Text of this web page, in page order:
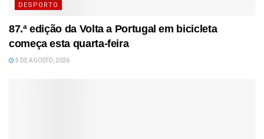
DESPORTO
87.ª edição da Volta a Portugal em bicicleta
começa esta quarta-feira
5 DE AGOSTO, 2026